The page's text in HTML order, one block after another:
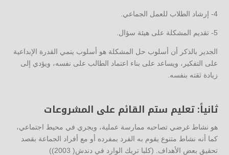
4- إرشاد الطلاب للعمل الجماعي.
5- تقديم المشكلة على هيئة سؤال.
الجدير بالذكر أن أسلوب حل المشكلة هو أسلوب ينمي القدرة الإبداعية
على التفكير، ويساعد على بناء اعتماد الطالب على نفسه، ويؤدي إلى
زيادة ثقته بنفسه.
ثانياً: تعليم ستم القائم على المشروعات
هو نشاط غرضي تصاحبه ممارسة عملية، ويجري في محيط اجتماعي،
كما أنه نشاط متنوع يقوم به الفرد بمفرده أو مع أفراد الجماعة بقصد
تحقيق بعض الأهداف. (كلبا تريك الوارد في دندش( 2003))